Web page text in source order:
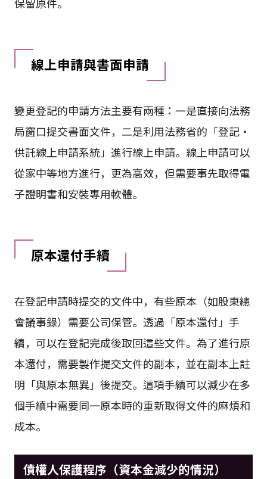
線上申請與書面申請
變更登記的申請方法主要有兩種：一是直接向法務
局窗口提交書面文件，二是利用法務省的「登記・
供託線上申請系統」進行線上申請。線上申請可以
從家中等地方進行，更為高效，但需要事先取得電
子證明書和安裝專用軟體。
原本還付手續
在登記申請時提交的文件中，有些原本（如股東總
會議事錄）需要公司保管。透過「原本還付」手
續，可以在登記完成後取回這些文件。為了進行原
本還付，需要製作提交文件的副本，並在副本上註
明「與原本無異」後提交。這項手續可以減少在多
個手續中需要同一原本時的重新取得文件的麻煩和
成本。
債權人保護程序（資本金減少的情況）